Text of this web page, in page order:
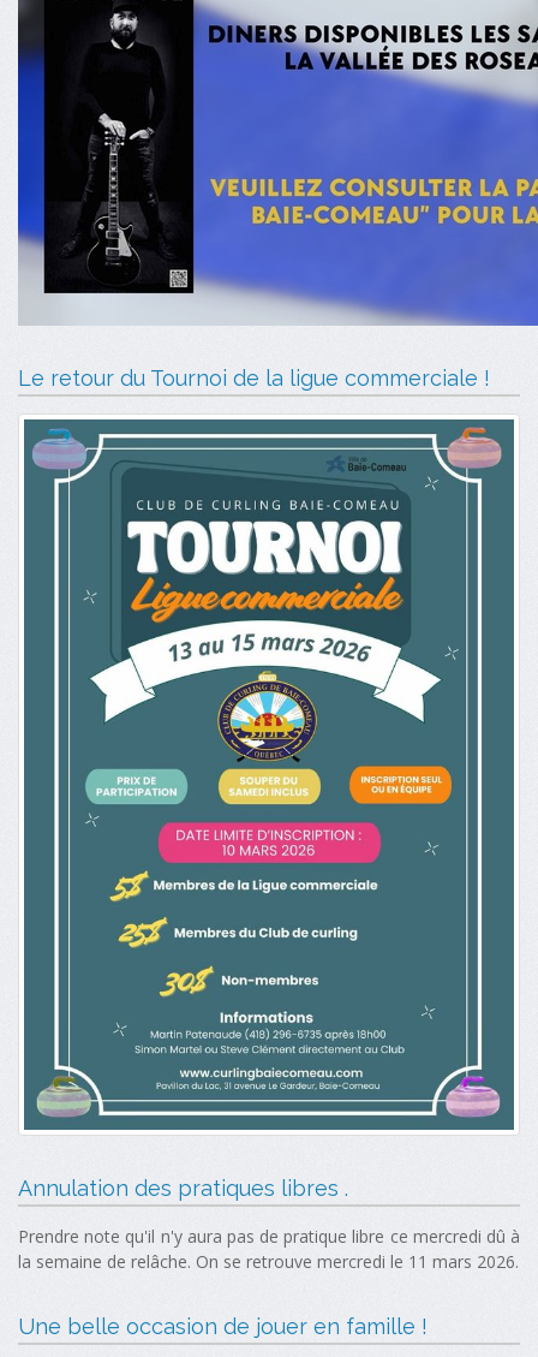
Le retour du Tournoi de la ligue commerciale !
Annulation des pratiques libres .
Prendre note qu'il n'y aura pas de pratique libre ce mercredi dû à
la semaine de relâche. On se retrouve mercredi le 11 mars 2026.
Une belle occasion de jouer en famille !